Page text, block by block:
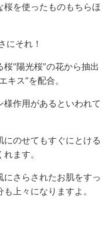
を使ったものもちらほ
にそれ！
“陽光桜”の花から抽出
キス”を配合。
作用があるといわれて
のせてもすぐにとける
ます。
さらされたお肌をすっ
上々になりますよ。